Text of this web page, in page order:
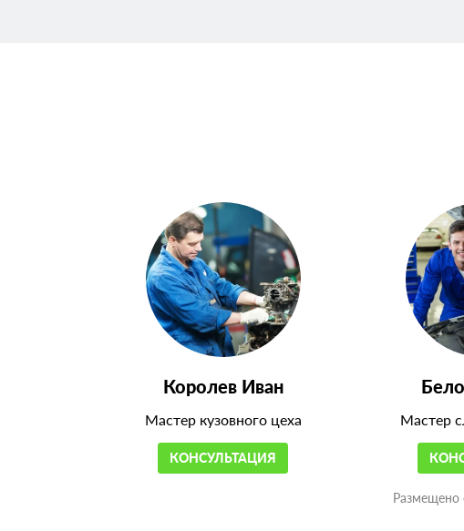
Королев Иван
Мастер кузовного цеха
КОНСУЛЬТАЦИЯ
Мастер
Размещено